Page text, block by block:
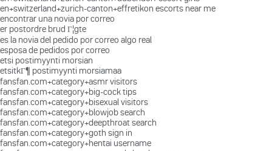
en+switzerland+zurich-canton+effretikon escorts near me
encontrar una novia por correo
er postordre brud Г¦gte
es la novia del pedido por correo algo real
esposa de pedidos por correo
etsi postimyynti morsian
etsitkГ¶ postimyynti morsiamaa
fansfan.com+category+asmr visitors
fansfan.com+category+big-cock tips
fansfan.com+category+bisexual visitors
fansfan.com+category+blowjob search
fansfan.com+category+deepthroat search
fansfan.com+category+goth sign in
fansfan.com+category+hentai username